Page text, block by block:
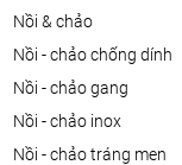
nồi & chảo
nồi - chảo chống dính
nồi - chảo gang
nồi - chảo inox
nồi - chảo tráng men